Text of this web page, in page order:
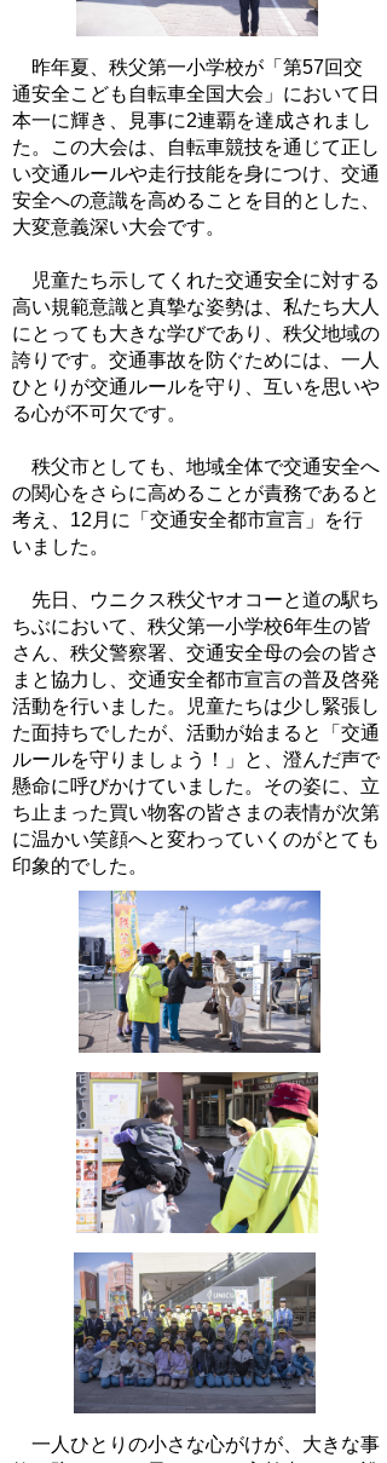
昨年夏、秩父第一小学校が「第57回交
通安全こども自転車全国大会」において日
本一に輝き、見事に2連覇を達成されまし
た。この大会は、自転車競技を通じて正し
い交通ルールや走行技能を身につけ、交通
安全への意識を高めることを目的とした、
大変意義深い大会です。
児童たち示してくれた交通安全に対する
高い規範意識と真摯な姿勢は、私たち大人
にとっても大きな学びであり、秩父地域の
誇りです。交通事故を防ぐためには、一人
ひとりが交通ルールを守り、互いを思いや
る心が不可欠です。
秩父市としても、地域全体で交通安全へ
の関心をさらに高めることが責務であると
考え、12月に「交通安全都市宣言」を行
いました。
先日、ウニクス秩父ヤオコーと道の駅ち
ちぶにおいて、秩父第一小学校6年生の皆
さん、秩父警察署、交通安全母の会の皆さ
まと協力し、交通安全都市宣言の普及啓発
活動を行いました。児童たちは少し緊張し
た面持ちでしたが、活動が始まると「交通
ルールを守りましょう！」と、澄んだ声で
懸命に呼びかけていました。その姿に、立
ち止まった買い物客の皆さまの表情が次第
に温かい笑顔へと変わっていくのがとても
印象的でした。
一人ひとりの小さな心がけが、大きな事